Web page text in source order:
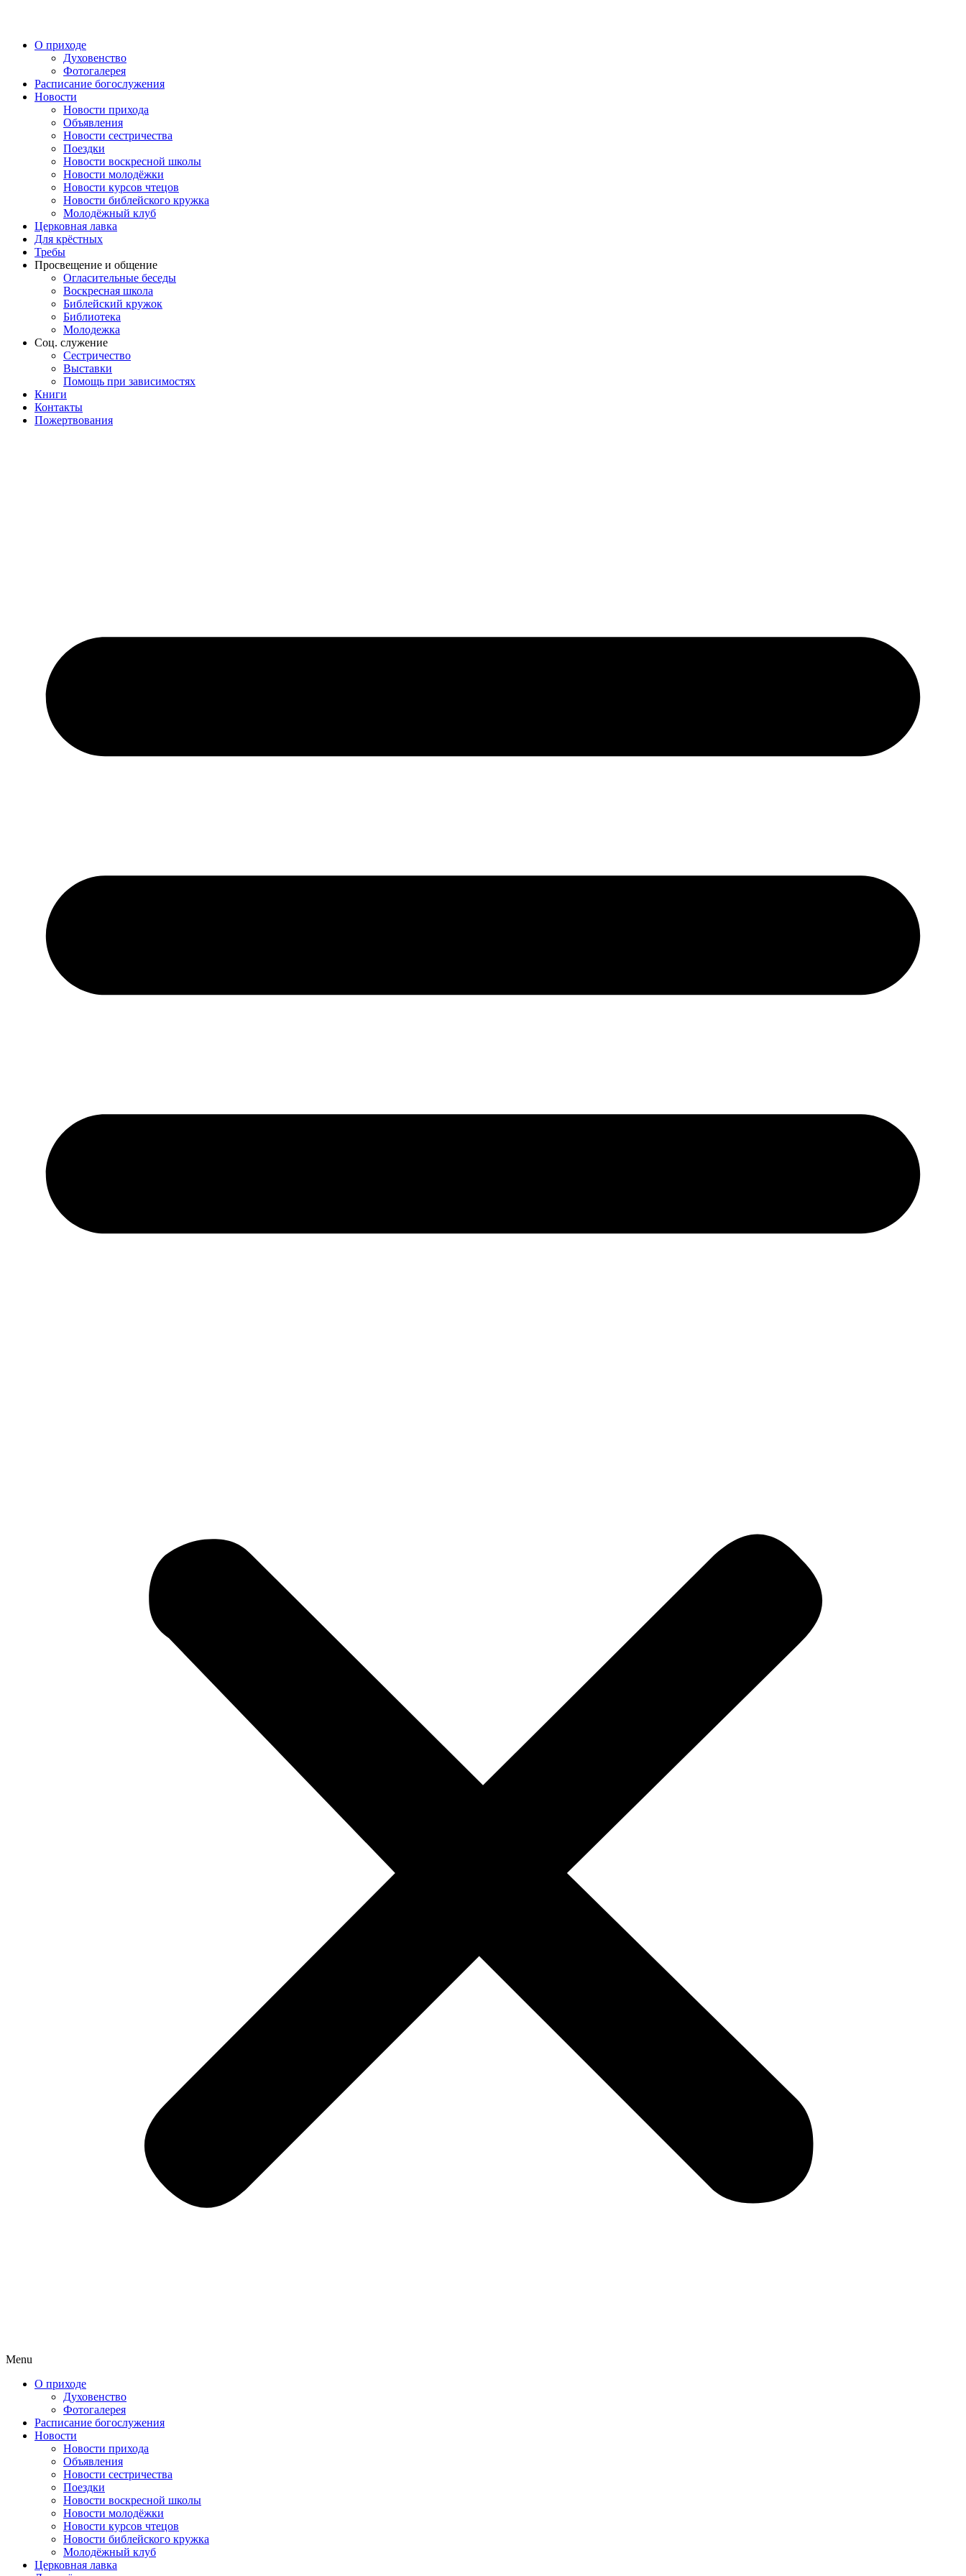
О приходе
Духовенство
Фотогалерея
Расписание богослужения
Новости
Новости прихода
Объявления
Новости сестричества
Поездки
Новости воскресной школы
Новости молодёжки
Новости курсов чтецов
Новости библейского кружка
Молодёжный клуб
Церковная лавка
Для крёстных
Требы
Просвещение и общение
Огласительные беседы
Воскресная школа
Библейский кружок
Библиотека
Молодежка
Соц. служение
Сестричество
Выставки
Помощь при зависимостях
Книги
Контакты
Пожертвования
Menu
О приходе
Духовенство
Фотогалерея
Расписание богослужения
Новости
Новости прихода
Объявления
Новости сестричества
Поездки
Новости воскресной школы
Новости молодёжки
Новости курсов чтецов
Новости библейского кружка
Молодёжный клуб
Церковная лавка